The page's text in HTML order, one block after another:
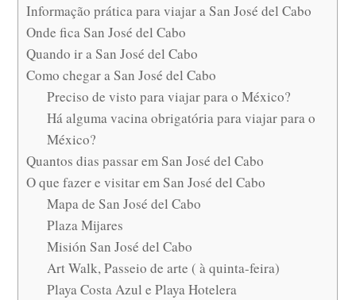
Informação prática para viajar a San José del Cabo
Onde fica San José del Cabo
Quando ir a San José del Cabo
Como chegar a San José del Cabo
Preciso de visto para viajar para o México?
Há alguma vacina obrigatória para viajar para o
México?
Quantos dias passar em San José del Cabo
O que fazer e visitar em San José del Cabo
Mapa de San José del Cabo
Plaza Mijares
Misión San José del Cabo
Art Walk, Passeio de arte ( à quinta-feira)
Playa Costa Azul e Playa Hotelera